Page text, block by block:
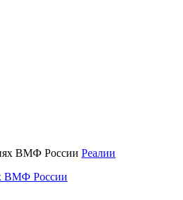
Реалии
ВМФ России